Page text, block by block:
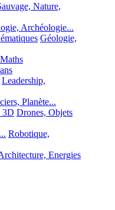
Nature,
Archéologie...
Géologie,
Leadership,
Planète...
3D Drones, Objets
Robotique,
Energies